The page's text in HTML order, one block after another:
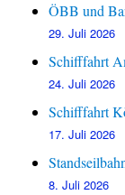
ÖBB und
29. Juli 2026
Schifffahrt
24. Juli 2026
Schifffahrt
17. Juli 2026
8. Juli 2026